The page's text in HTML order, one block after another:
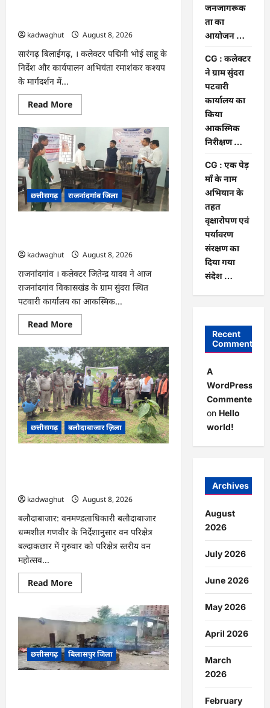
kadwaghut
August 8, 2026
सारंगढ़ बिलाईगढ़, । कलेक्टर पद्मिनी भोई साहू के
निर्देश और कार्यपालन अभियंता रमाशंकर कश्यप
के मार्गदर्शन में...
Read MoreRead
more
CG
:
भोथीडीह
में
हुआ
जल
अर्पण
व
जनजागरूकता
का
आयोजन
छत्तीसगढ़ राजनांदगांव जिला
kadwaghut
August 8, 2026
राजनांदगांव । कलेक्टर जितेन्द्र यादव ने आज
राजनांदगांव विकासखंड के ग्राम सुंदरा स्थित
पटवारी कार्यालय का आकस्मिक...
Read MoreRead
more
CG
:
कलेक्टर
ने
ग्राम
सुंदरा
पटवारी
कार्यालय
का
किया
आकस्मिक
निरीक्षण
छत्तीसगढ़ बलौदाबाजार ज़िला
kadwaghut
August 8, 2026
बलौदाबाजार: वनमण्डलाधिकारी बलौदाबाजार
धम्मशील गणवीर के निर्देशानुसार वन परिक्षेत्र
बल्दाकछार में गुरुवार को परिक्षेत्र स्तरीय वन
महोत्सव...
Read MoreRead
more
एक
पेड़
माँ
के
नाम
अभियान
छत्तीसगढ़ बिलासपुर जिला
जनजागरूक
ता का
आयोजन …
CG : कलेक्टर
ने ग्राम सुंदरा
पटवारी
कार्यालय का
किया
आकस्मिक
निरीक्षण …
CG : एक पेड़
माँ के नाम
अभियान के
तहत
वृक्षारोपण एवं
पर्यावरण
संरक्षण का
दिया गया
संदेश …
Recent
Comments
A
WordPress
Commenter
on Hello
world!
Archives
August
2026
July 2026
June 2026
May 2026
April 2026
March
2026
February